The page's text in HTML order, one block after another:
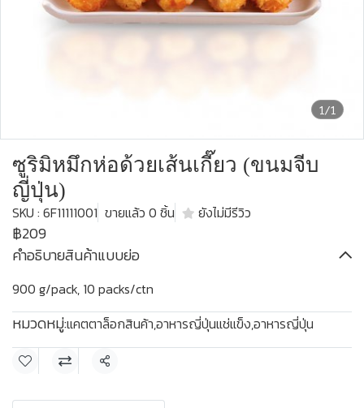
1/1
ซูริมิหมึกห่อด้วยเส้นเกี๊ยว (ขนมจีบ
ญี่ปุ่น)
SKU : 6F11111001 ขายแล้ว 0 ชิ้น ยังไม่มีรีวิว
฿209
คำอธิบายสินค้าแบบย่อ
900 g/pack, 10 packs/ctn
หมวดหมู่:แคตตาล็อกสินค้า,อาหารญี่ปุ่นแช่แข็ง,อาหารญี่ปุ่น
แชร์